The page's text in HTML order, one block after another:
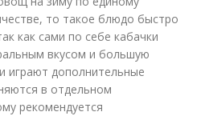
то такое блюдо быстро
как сами по себе кабачки
вкусом и большую
играют дополнительные
в отдельном
рекомендуется